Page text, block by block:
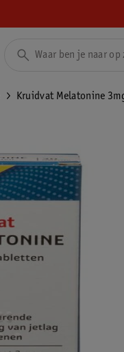
Kruidvat Melatonine